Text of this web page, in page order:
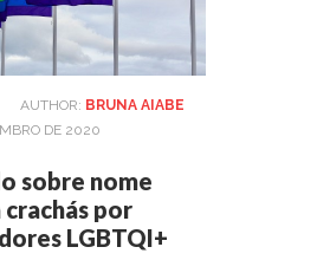
AUTHOR: BRUNA AIABE
DE 2020
sobre nome
crachás por
LGBTQI+